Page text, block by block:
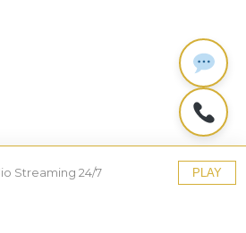
Streaming 24/7 PLAY